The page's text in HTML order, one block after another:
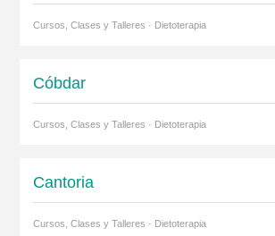
Cursos, Clases y Talleres · Dietoterapia
Cóbdar
Cursos, Clases y Talleres · Dietoterapia
Cantoria
Cursos, Clases y Talleres · Dietoterapia